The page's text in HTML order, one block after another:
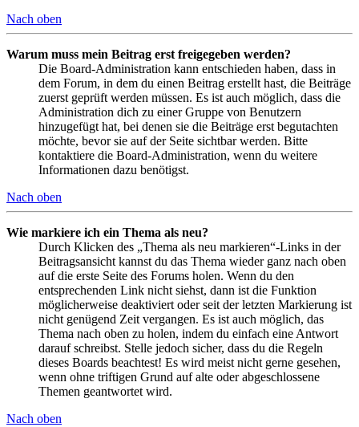
Nach oben
Warum muss mein Beitrag erst freigegeben werden?
Die Board-Administration kann entschieden haben, dass in
dem Forum, in dem du einen Beitrag erstellt hast, die Beiträge
zuerst geprüft werden müssen. Es ist auch möglich, dass die
Administration dich zu einer Gruppe von Benutzern
hinzugefügt hat, bei denen sie die Beiträge erst begutachten
möchte, bevor sie auf der Seite sichtbar werden. Bitte
kontaktiere die Board-Administration, wenn du weitere
Informationen dazu benötigst.
Nach oben
Wie markiere ich ein Thema als neu?
Durch Klicken des „Thema als neu markieren“-Links in der
Beitragsansicht kannst du das Thema wieder ganz nach oben
auf die erste Seite des Forums holen. Wenn du den
entsprechenden Link nicht siehst, dann ist die Funktion
möglicherweise deaktiviert oder seit der letzten Markierung ist
nicht genügend Zeit vergangen. Es ist auch möglich, das
Thema nach oben zu holen, indem du einfach eine Antwort
darauf schreibst. Stelle jedoch sicher, dass du die Regeln
dieses Boards beachtest! Es wird meist nicht gerne gesehen,
wenn ohne triftigen Grund auf alte oder abgeschlossene
Themen geantwortet wird.
Nach oben